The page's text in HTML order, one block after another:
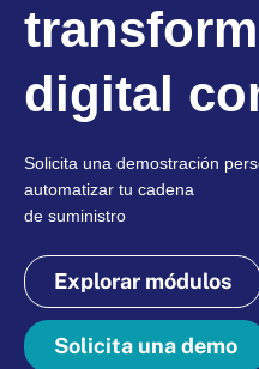
digital
Solicita una demostración
automatizar tu cadena
de suministro
Explorar módulos
Solicita una demo